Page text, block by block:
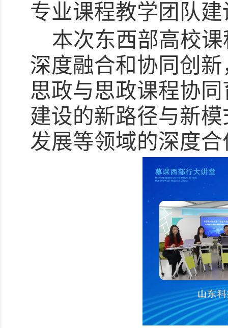
专业课程教学团队
本次东西部高校
深度融合和协同创
思政与思政课程协
建设的新路径与新
发展等领域的深度